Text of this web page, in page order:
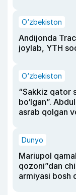
O‘zbekiston
Andijonda
joylab, YTH
O‘zbekiston
“Sakkiz qator
bo‘lgan”.
asrab qolgan
Dunyo
Mariupol
qozoni”dan
armiyasi bosh